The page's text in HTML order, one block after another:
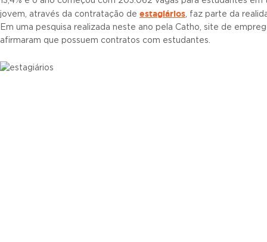
jovem, através da contratação de estagiários, faz parte da
Em uma pesquisa realizada neste ano pela Catho, site de
afirmaram que possuem contratos com estudantes.